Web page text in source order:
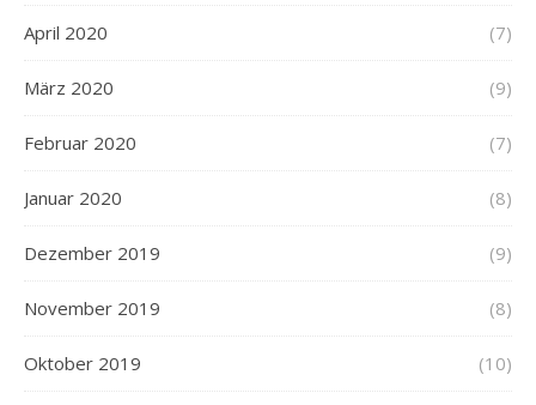
April 2020 (7)
März 2020 (9)
Februar 2020 (7)
Januar 2020 (8)
Dezember 2019 (9)
November 2019 (8)
Oktober 2019 (10)